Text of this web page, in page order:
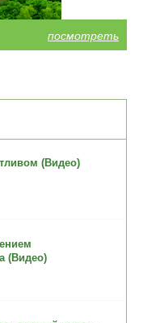
посмотреть
(Видео)
(Видео)